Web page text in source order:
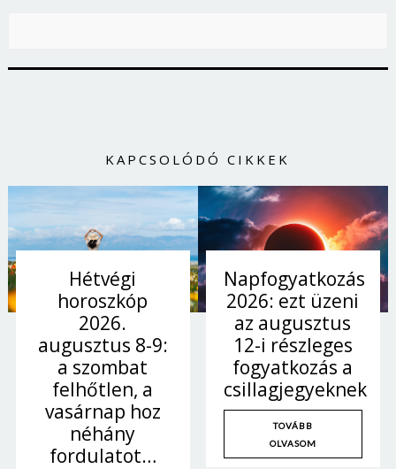
KAPCSOLÓDÓ CIKKEK
Hétvégi
horoszkóp
2026.
augusztus 8-9:
a szombat
felhőtlen, a
vasárnap hoz
néhány
fordulatot…
Napfogyatkozás
2026: ezt üzeni
az augusztus
12-i részleges
fogyatkozás a
csillagjegyeknek
TOVÁBB
OLVASOM